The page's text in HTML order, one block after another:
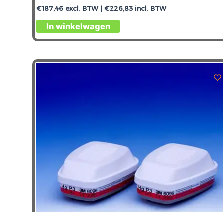
€187,46 excl. BTW | €226,83 incl. BTW
In winkelwagen